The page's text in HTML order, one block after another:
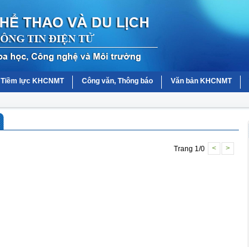
Tiềm lực KHCNMT Công văn, Thông báo Văn bản KHCNMT
Trang 1/0 < >